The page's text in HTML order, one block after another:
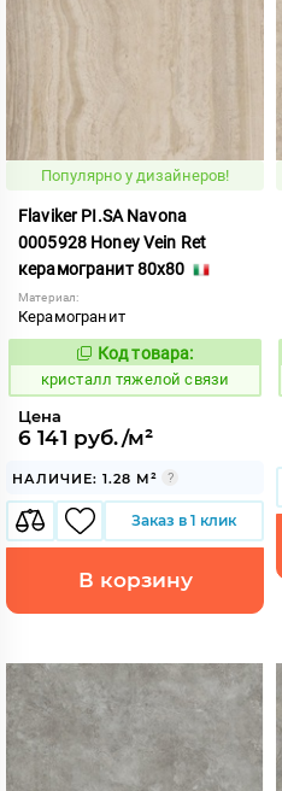
Популярно у дизайнеров!
Flaviker PI.SA Navona
0005928 Honey Vein Ret
керамогранит 80x80
Материал:
Керамогранит
825961
Код товара:
кристалл тяжелой связи
Цена
6 141 руб./м²
НАЛИЧИЕ: 1.28 М²
Заказ в 1 клик
В корзину